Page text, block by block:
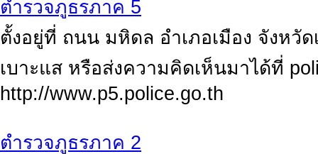
ตำรวจภูธรภาค 5
ตั้งอยู่ที่ ถนน มหิดล อำเภอเมือง จังหวั
เบาะแส หรือส่งความคิดเห็นมาได้ที่
http://www.p5.police.go.th
ตำรวจภูธรภาค 2